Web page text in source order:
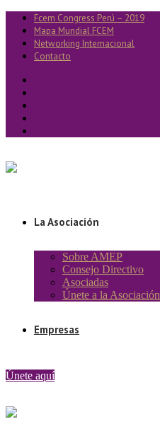
Fcem Congress Perú – 2019
Mapa Mundial FCEM
Networking Internacional
Contacto
La Asociación
Sobre AMEP
Consejo Directivo
Asociadas
Únete a la Asociación
Empresas
Únete aquí